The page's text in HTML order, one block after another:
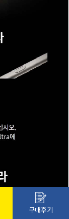
구매후기